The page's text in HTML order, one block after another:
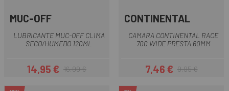
MUC-OFF
LUBRICANTE MUC-OFF CLIMA
SECO/HUMEDO 120ML
Precio
14,95 €Precio regular
16,99 €
CONTINENTAL
CAMARA CONTINENTAL RACE
700 WIDE PRESTA 60MM
Precio
7,46 €Precio regular
9,95 €